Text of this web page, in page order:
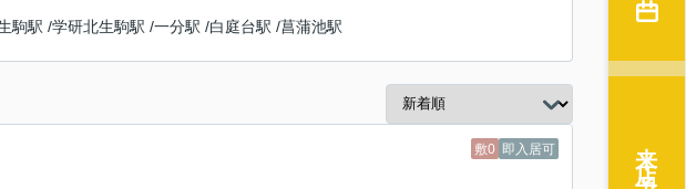
駒駅 /学研北生駒駅 /一分駅 /白庭台駅 /菖蒲池駅
敷0 即入居可 来店予約